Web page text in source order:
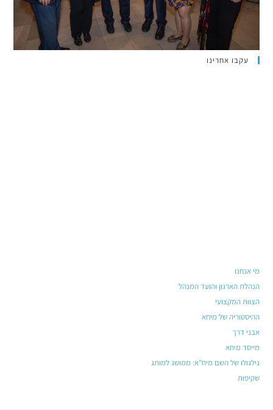
עקבו אחרינו
מי אנחנו
הנהלת הארגון והועד המנהל
הצוות המקצועי
ההיסטוריה של מיחא
אבני דרך
מייסד מיחא
גילגולו של השם מיח”א: ממושג למותג
שקיפות